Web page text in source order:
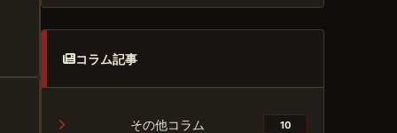
コラム記事
その他コラム 10